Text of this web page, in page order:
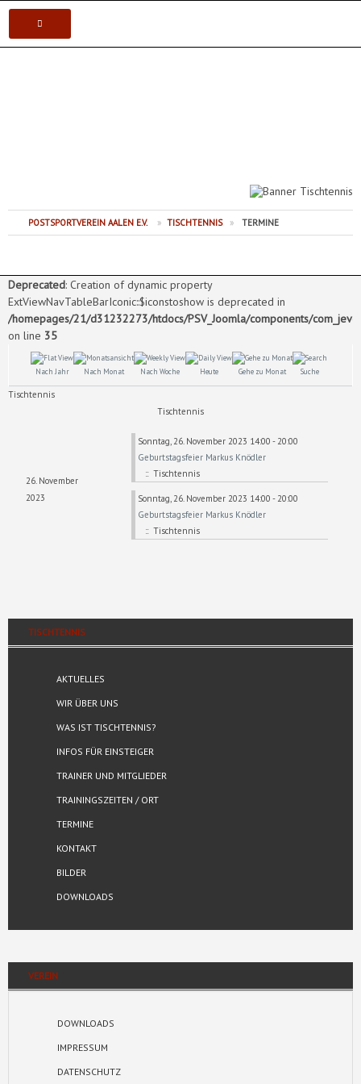
TISCHTENNIS
POSTSPORTVEREIN AALEN E.V. » TISCHTENNIS » TERMINE
Deprecated: Creation of dynamic property
ExtViewNavTableBarIconic::$iconstoshow is deprecated in
/homepages/21/d31232273/htdocs/PSV_Joomla/components/
on line 35
Nach Jahr Nach Monat Nach Woche Heute Gehe zu Monat Suche
Tischtennis
Tischtennis
26. November
2023
Sonntag, 26. November 2023 14:00 - 20:00
Geburtstagsfeier Markus Knödler
:: Tischtennis
Sonntag, 26. November 2023 14:00 - 20:00
Geburtstagsfeier Markus Knödler
:: Tischtennis
TISCHTENNIS
AKTUELLES
WIR ÜBER UNS
WAS IST TISCHTENNIS?
INFOS FÜR EINSTEIGER
TRAINER UND MITGLIEDER
TRAININGSZEITEN / ORT
TERMINE
KONTAKT
BILDER
DOWNLOADS
VEREIN
DOWNLOADS
IMPRESSUM
DATENSCHUTZ